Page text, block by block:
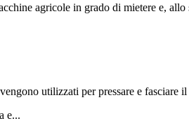
agricole in grado di mietere e,
utilizzati per pressare e fasciare
e...